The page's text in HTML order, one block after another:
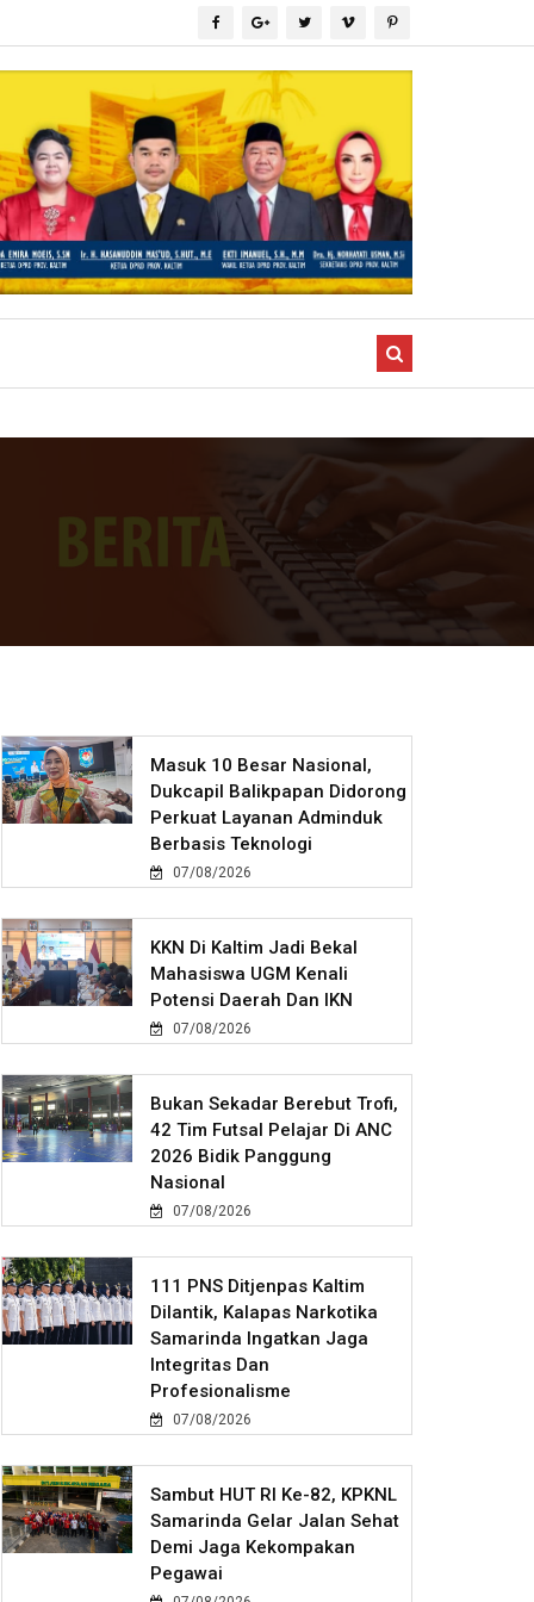
Masuk 10 Besar Nasional,
Dukcapil Balikpapan Didorong
Perkuat Layanan Adminduk
Berbasis Teknologi
07/08/2026
KKN Di Kaltim Jadi Bekal
Mahasiswa UGM Kenali
Potensi Daerah Dan IKN
07/08/2026
Bukan Sekadar Berebut Trofi,
42 Tim Futsal Pelajar Di ANC
2026 Bidik Panggung
Nasional
07/08/2026
111 PNS Ditjenpas Kaltim
Dilantik, Kalapas Narkotika
Samarinda Ingatkan Jaga
Integritas Dan
Profesionalisme
07/08/2026
Sambut HUT RI Ke-82, KPKNL
Samarinda Gelar Jalan Sehat
Demi Jaga Kekompakan
Pegawai